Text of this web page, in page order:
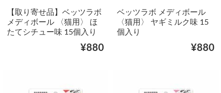
【取り寄せ品】ベッツラボ
メディボール 〈猫用〉 ほ
たてシチュー味 15個入り
¥880
ベッツラボ メディボール
〈猫用〉 ヤギミルク味 15
個入り
¥880